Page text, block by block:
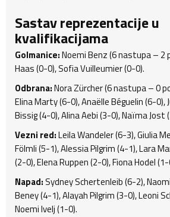
Sastav reprezentacije u
kvalifikacijama
Golmanice:Noemi Benz (6 nastupa – 2
Haas (0-0), Sofia Vuilleumier (0-0).
Odbrana:Nora Zürcher (6 nastupa – 0
Elina Marty (6-0), Anaëlle Béguelin (6-0),
Bissig (4-0), Alina Aebi (3-0), Naïma Jost
Vezni red:Leila Wandeler (6-3), Giulia
Fölmli (5-1), Alessia Pilgrim (4-1), Lara
(2-0), Elena Ruppen (2-0), Fiona Hodel
Napad:Sydney Schertenleib (6-2),
Beney (4-1), Alayah Pilgrim (3-0), Leoni
Noemi Ivelj (1-0).